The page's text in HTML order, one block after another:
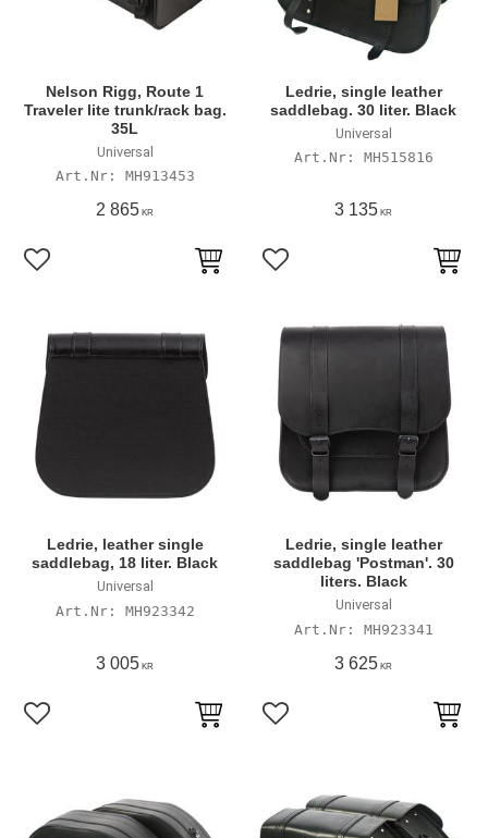
Nelson Rigg, Route 1
Traveler lite trunk/rack bag.
35L
Universal
MH913453
2 865 KR
Lägg till i favoriter
Ledrie, single leather
saddlebag. 30 liter. Black
Universal
MH515816
3 135 KR
Lägg till i favoriter
Ledrie, leather single
saddlebag, 18 liter. Black
Universal
MH923342
3 005 KR
Lägg till i favoriter
Ledrie, single leather
saddlebag 'Postman'. 30
liters. Black
Universal
MH923341
3 625 KR
Lägg till i favoriter